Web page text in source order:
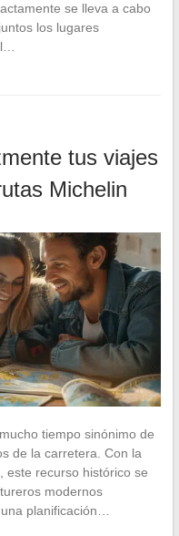
se lleva a cabo
los lugares
tus viajes
Michelin
tiempo sinónimo de
de la carretera. Con la
este recurso histórico se
modernos
planificación…